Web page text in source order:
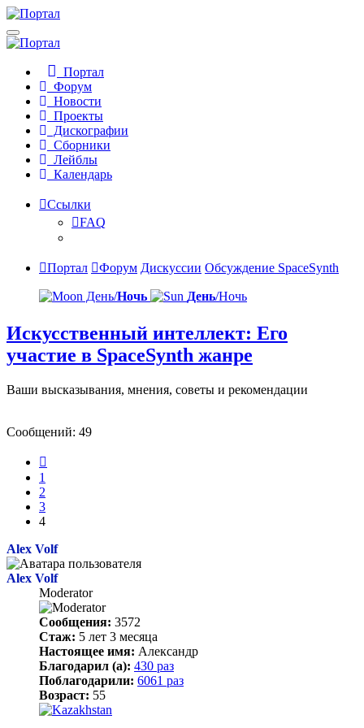
Портал
Форум
Новости
Проекты
Дискографии
Сборники
Лейблы
Календарь
Ссылки
FAQ
Портал Форум Дискуссии Обсуждение SpaceSynth
День/Ночь День/Ночь
Искусственный интеллект: Его
участие в SpaceSynth жанре
Ваши высказывания, мнения, советы и рекомендации
Сообщений: 49
1
2
3
4
Alex Volf
Alex Volf
Moderator
Сообщения: 3572
Стаж: 5 лет 3 месяца
Настоящее имя: Александр
Благодарил (а): 430 раз
Поблагодарили: 6061 раз
Возраст: 55